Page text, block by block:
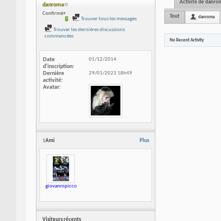
danroma
Confirmé+
Trouver tous les messages
Trouver les dernières discussions
commencées
Date
d'inscription
01/12/2014
Dernière
activité
29/01/2023 18h49
Avatar
Plus
1Ami
giovannipiccolo
Visiteurs récents
Activité de
Tout danroma
No Recent Activity